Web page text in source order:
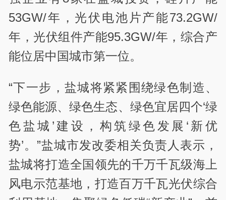
53GW/年，光伏电池片产能73.2GW/
年，光伏组件产能95.3GW/年，综合产
能位居中国城市第一位。
“下一步，盐城将紧紧围绕绿色制造、
绿色能源、绿色生态、绿色宜居四个‘绿
色盐城’建设，构筑绿色发展‘新优
势’。”盐城市发改委相关负责人表示，
盐城将打造全国领先的千万千瓦级海上
风电示范基地，打造百万千瓦光伏综合